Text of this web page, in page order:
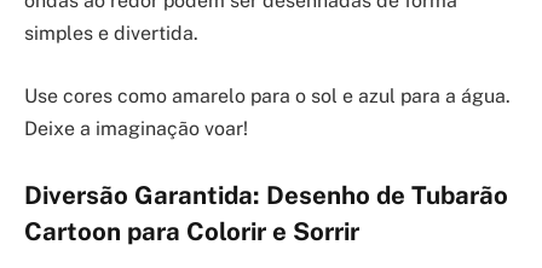
simples e divertida.
Use cores como amarelo para o sol e azul para a água.
Deixe a imaginação voar!
Diversão Garantida: Desenho de Tubarão
Cartoon para Colorir e Sorrir